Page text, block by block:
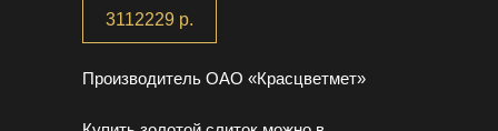
3112229 р.
Производитель ОАО «Красцветмет»